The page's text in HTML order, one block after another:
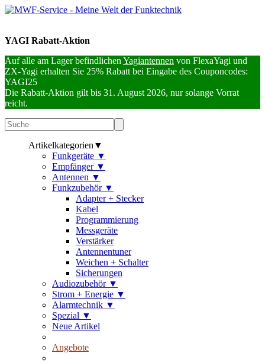
YAGI Rabatt-Aktion
Auf alle am Lager befindlichen Yagiantennen von FlexaYagi und
ZX-Yagi erhalten Sie 25% Rabatt bei Eingabe des Couponcodes:
YAGI25
Die Rabatt-Aktion gilt bis 31. August 2026, nur solange Vorrat
reicht.
Artikelkategorien ▼
Funkgeräte ▼
Empfänger ▼
Antennen ▼
Funkzubehör ▼
Adapter + Stecker
Kabel
Programmierung
Messgeräte
Verstärker
Antennentuner
Weichen + Schalter
Sicherungen
Audiozubehör ▼
Strom + Energie ▼
Alarmtechnik ▼
Spezial ▼
Neue Artikel
Angebote